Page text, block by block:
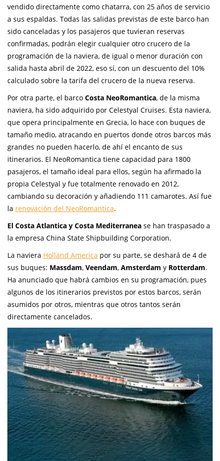
vendido directamente como chatarra, con 25 años de servicio
a sus espaldas. Todas las salidas previstas de este barco han
sido canceladas y los pasajeros que tuvieran reservas
confirmadas, podrán elegir cualquier otro crucero de la
programación de la naviera, de igual o menor duración con
salida hasta abril de 2022, eso sí, con un descuento del 10%
calculado sobre la tarifa del crucero de la nueva reserva.
Por otra parte, el barco Costa NeoRomantica, de la misma
naviera, ha sido adquirido por Celestyal Cruises. Esta naviera,
que opera principalmente en Grecia, lo hace con buques de
tamaño medio, atracando en puertos donde otros barcos más
grandes no pueden hacerlo, de ahí el encanto de sus
itinerarios. El NeoRomantica tiene capacidad para 1800
pasajeros, el tamaño ideal para ellos, según ha afirmado la
propia Celestyal y fue totalmente renovado en 2012,
cambiando su decoración y añadiendo 111 camarotes. Así fue
la renovación del NeoRomantica.
El Costa Atlantica y Costa Mediterranea se han traspasado a
la empresa China State Shipbuilding Corporation.
La naviera Holland America por su parte, se deshará de 4 de
sus buques: Massdam, Veendam, Amsterdam y Rotterdam.
Ha anunciado que habrá cambios en su programación, pues
algunos de los itinerarios previstos por estos barcos, serán
asumidos por otros, mientras que otros tantos serán
directamente cancelados.